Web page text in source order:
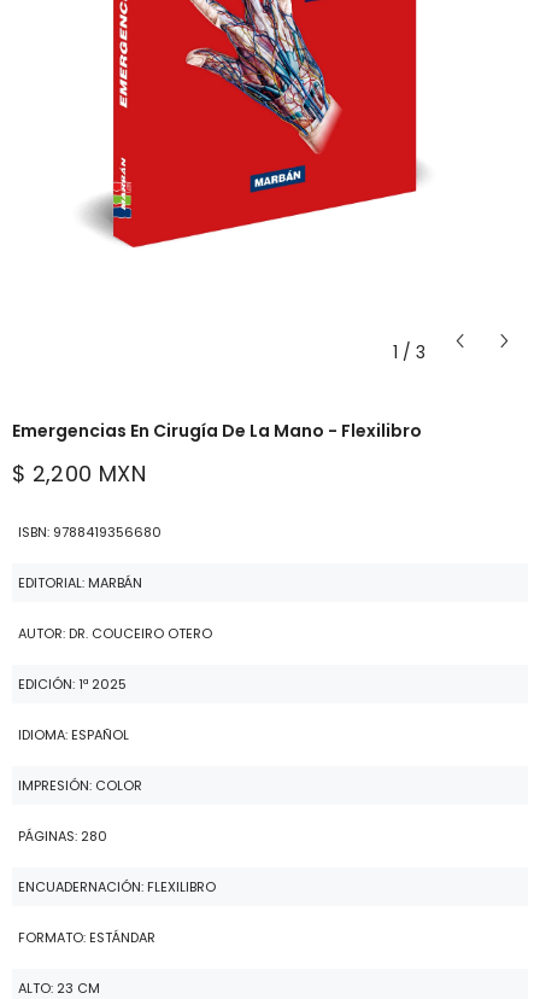
1 / 3
Emergencias En Cirugía De La Mano - Flexilibro
$ 2,200 MXN
ISBN: 9788419356680
EDITORIAL: MARBÁN
AUTOR: DR. COUCEIRO OTERO
EDICIÓN: 1ª 2025
IDIOMA: ESPAÑOL
IMPRESIÓN: COLOR
PÁGINAS: 280
ENCUADERNACIÓN: FLEXILIBRO
FORMATO: ESTÁNDAR
ALTO: 23 CM